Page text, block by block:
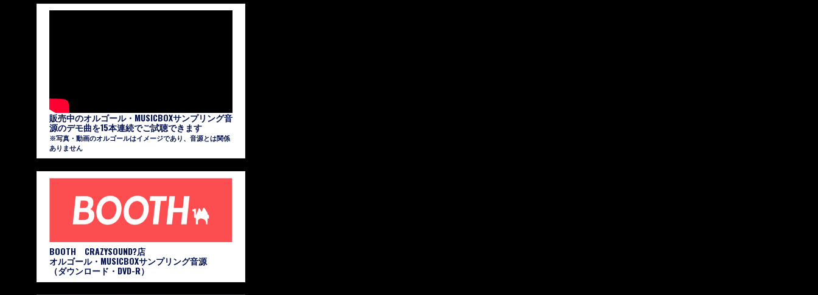
販売中のオルゴール・MUSICBOXサンプリング音
源のデモ曲を15本連続でご試聴できます
※写真・動画のオルゴールはイメージであり、音源とは関係
ありません
BOOTH CRAZYSOUND?店
オルゴール・MUSICBOXサンプリング音源
（ダウンロード・DVD-R）